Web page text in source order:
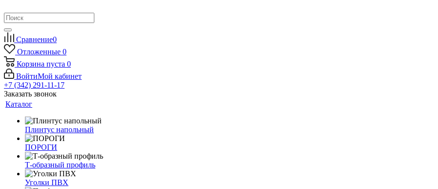
Сравнение0
Отложенные 0
Корзина пуста 0
ВойтиМой кабинет
+7 (342) 291-11-17
Заказать звонок
Каталог
Плинтус напольный
ПОРОГИ
Т-образный профиль
Уголки ПВХ